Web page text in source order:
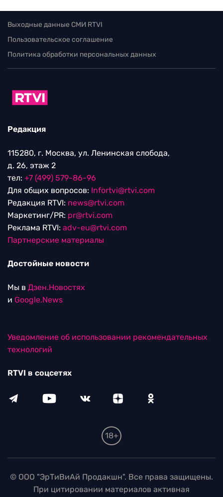
Выходные данные СМИ RTVI
Пользовательское соглашение
Политика обработки персональных данных
Редакция
115280, г. Москва, ул. Ленинская слобода,
д. 26, этаж 2
тел: +7 (499) 579-86-96
Для общих вопросов: Infortvi@rtvi.com
Редакция RTVI: news@rtvi.com
Маркетинг/PR: pr@rtvi.com
Реклама RTVI: adv-eu@rtvi.com
Партнерские материалы
Достойные новости
Мы в Дзен.Новостях
и Google.News
Уведомление об использовании рекомендательных
технологий
RTVI в соцсетях
18+
© ООО "ЭрТиВиАй Продакшн". Все права защищены.
При цитировании материалов активная